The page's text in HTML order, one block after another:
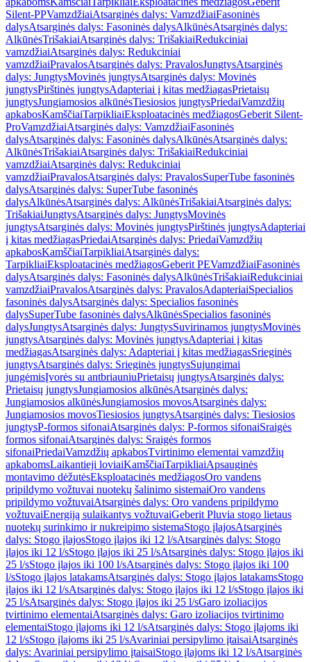
Silent-PPVamzdžiaiAtsarginės dalys: VamzdžiaiFasoninės
dalysAtsarginės dalys: Fasoninės dalysAlkūnėsAtsarginės dalys:
AlkūnėsTrišakiaiAtsarginės dalys: TrišakiaiRedukciniai
vamzdžiaiAtsarginės dalys: Redukciniai
vamzdžiaiPravalosAtsarginės dalys: PravalosJungtysAtsarginės
dalys: JungtysMovinės jungtysAtsarginės dalys: Movinės
jungtysPirštinės jungtysAdapteriai į kitas medžiagasPrietaisų
jungtysJungiamosios alkūnėsTiesiosios jungtysPriedaiVamzdžių
apkabosKamščiaiTarpikliaiEksploatacinės medžiagosGeberit Silent-
ProVamzdžiaiAtsarginės dalys: VamzdžiaiFasoninės
dalysAtsarginės dalys: Fasoninės dalysAlkūnėsAtsarginės dalys:
AlkūnėsTrišakiaiAtsarginės dalys: TrišakiaiRedukciniai
vamzdžiaiAtsarginės dalys: Redukciniai
vamzdžiaiPravalosAtsarginės dalys: PravalosSuperTube fasoninės
dalysAtsarginės dalys: SuperTube fasoninės
dalysAlkūnėsAtsarginės dalys: AlkūnėsTrišakiaiAtsarginės dalys:
TrišakiaiJungtysAtsarginės dalys: JungtysMovinės
jungtysAtsarginės dalys: Movinės jungtysPirštinės jungtysAdapteriai
į kitas medžiagasPriedaiAtsarginės dalys: PriedaiVamzdžių
apkabosKamščiaiTarpikliaiAtsarginės dalys:
TarpikliaiEksploatacinės medžiagosGeberit PEVamzdžiaiFasoninės
dalysAtsarginės dalys: Fasoninės dalysAlkūnėsTrišakiaiRedukciniai
vamzdžiaiPravalosAtsarginės dalys: PravalosAdapteriaiSpecialios
fasoninės dalysAtsarginės dalys: Specialios fasoninės
dalysSuperTube fasoninės dalysAlkūnėsSpecialios fasoninės
dalysJungtysAtsarginės dalys: JungtysSuvirinamos jungtysMovinės
jungtysAtsarginės dalys: Movinės jungtysAdapteriai į kitas
medžiagasAtsarginės dalys: Adapteriai į kitas medžiagasSrieginės
jungtysAtsarginės dalys: Srieginės jungtysSujungimai
jungėmisĮvorės su antbriauniuPrietaisų jungtysAtsarginės dalys:
Prietaisų jungtysJungiamosios alkūnėsAtsarginės dalys:
Jungiamosios alkūnėsJungiamosios movosAtsarginės dalys:
Jungiamosios movosTiesiosios jungtysAtsarginės dalys: Tiesiosios
jungtysP-formos sifonaiAtsarginės dalys: P-formos sifonaiSraigės
formos sifonaiAtsarginės dalys: Sraigės formos
sifonaiPriedaiVamzdžių apkabosTvirtinimo elementai vamzdžių
apkabomsLaikantieji loviaiKamščiaiTarpikliaiApsauginės
montavimo dėžutėsEksploatacinės medžiagosOro vandens
pripildymo vožtuvai nuotekų šalinimo sistemaiOro vandens
pripildymo vožtuvaiAtsarginės dalys: Oro vandens pripildymo
vožtuvaiEnergiją sulaikantys vožtuvaiGeberit Pluvia stogo lietaus
nuotekų surinkimo ir nukreipimo sistemaStogo įlajosAtsarginės
dalys: Stogo įlajosStogo įlajos iki 12 l/sAtsarginės dalys: Stogo
įlajos iki 12 l/sStogo įlajos iki 25 l/sAtsarginės dalys: Stogo įlajos iki
25 l/sStogo įlajos iki 100 l/sAtsarginės dalys: Stogo įlajos iki 100
l/sStogo įlajos latakamsAtsarginės dalys: Stogo įlajos latakamsStogo
įlajos iki 12 l/sAtsarginės dalys: Stogo įlajos iki 12 l/sStogo įlajos iki
25 l/sAtsarginės dalys: Stogo įlajos iki 25 l/sGaro izoliacijos
tvirtinimo elementaiAtsarginės dalys: Garo izoliacijos tvirtinimo
elementaiStogo įlajoms iki 12 l/sAtsarginės dalys: Stogo įlajoms iki
12 l/sStogo įlajoms iki 25 l/sAvariniai persipylimo įtaisaiAtsarginės
dalys: Avariniai persipylimo įtaisaiStogo įlajoms iki 12 l/sAtsarginės